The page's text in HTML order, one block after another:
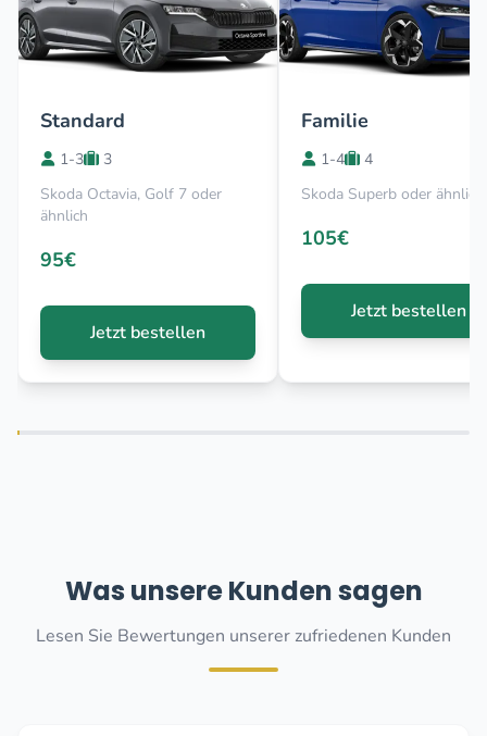
Standard
1-3
3
Skoda Octavia, Golf 7 oder
ähnlich
95€
Jetzt bestellen
Familie
1-4
4
Skoda Superb oder ähnlich
105€
Jetzt bestellen
Was unsere Kunden sagen
Lesen Sie Bewertungen unserer zufriedenen Kunden